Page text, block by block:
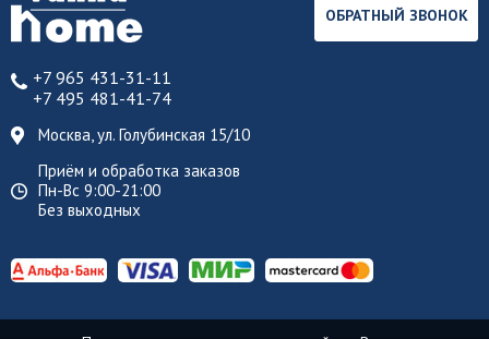
+7 965 431-31-11
+7 495 481-41-74
Москва, ул. Голубинская 15/10
Приём и обработка заказов
Пн-Вс 9:00-21:00
Без выходных
ОБРАТНЫЙ ЗВОНОК